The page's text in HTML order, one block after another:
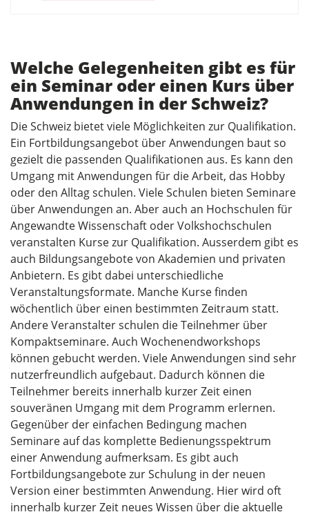
Welche Gelegenheiten gibt es für
ein Seminar oder einen Kurs über
Anwendungen in der Schweiz?
Die Schweiz bietet viele Möglichkeiten zur Qualifikation.
Ein Fortbildungsangebot über Anwendungen baut so
gezielt die passenden Qualifikationen aus. Es kann den
Umgang mit Anwendungen für die Arbeit, das Hobby
oder den Alltag schulen. Viele Schulen bieten Seminare
über Anwendungen an. Aber auch an Hochschulen für
Angewandte Wissenschaft oder Volkshochschulen
veranstalten Kurse zur Qualifikation. Ausserdem gibt es
auch Bildungsangebote von Akademien und privaten
Anbietern. Es gibt dabei unterschiedliche
Veranstaltungsformate. Manche Kurse finden
wöchentlich über einen bestimmten Zeitraum statt.
Andere Veranstalter schulen die Teilnehmer über
Kompaktseminare. Auch Wochenendworkshops
können gebucht werden. Viele Anwendungen sind sehr
nutzerfreundlich aufgebaut. Dadurch können die
Teilnehmer bereits innerhalb kurzer Zeit einen
souveränen Umgang mit dem Programm erlernen.
Gegenüber der einfachen Bedingung machen
Seminare auf das komplette Bedienungsspektrum
einer Anwendung aufmerksam. Es gibt auch
Fortbildungsangebote zur Schulung in der neuen
Version einer bestimmten Anwendung. Hier wird oft
innerhalb kurzer Zeit neues Wissen über die aktuelle